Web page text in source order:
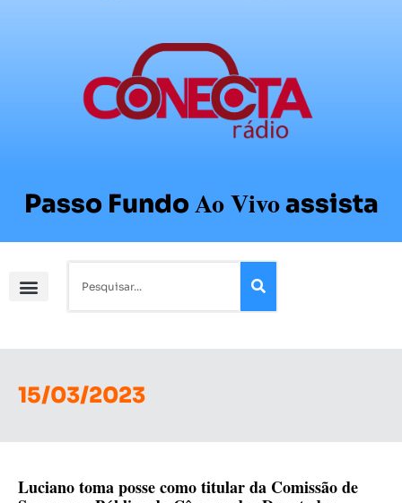
Passo FundoAo Vivoassista
15/03/2023
Luciano toma posse como titular da Comissão de